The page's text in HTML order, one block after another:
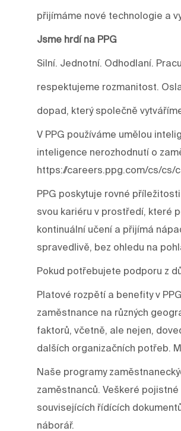
přijímáme nové technologie a
Jsme hrdí na PPG
Silní. Jednotní. Odhodlaní.
respektujeme rozmanitost.
dopad, který společně
V PPG používáme umělou
inteligence nerozhodnutí o
https://careers.ppg.com/cs/cs/
PPG poskytuje rovné
svou kariéru v prostředí, které
kontinuální učení a přijímá
spravedlivě, bez ohledu na
Pokud potřebujete podporu z
Platové rozpětí a benefity v
zaměstnance na různých
faktorů, včetně, ale nejen,
dalších organizačních potřeb.
Naše programy
zaměstnanců. Veškeré
souvisejících řídících
náborář.